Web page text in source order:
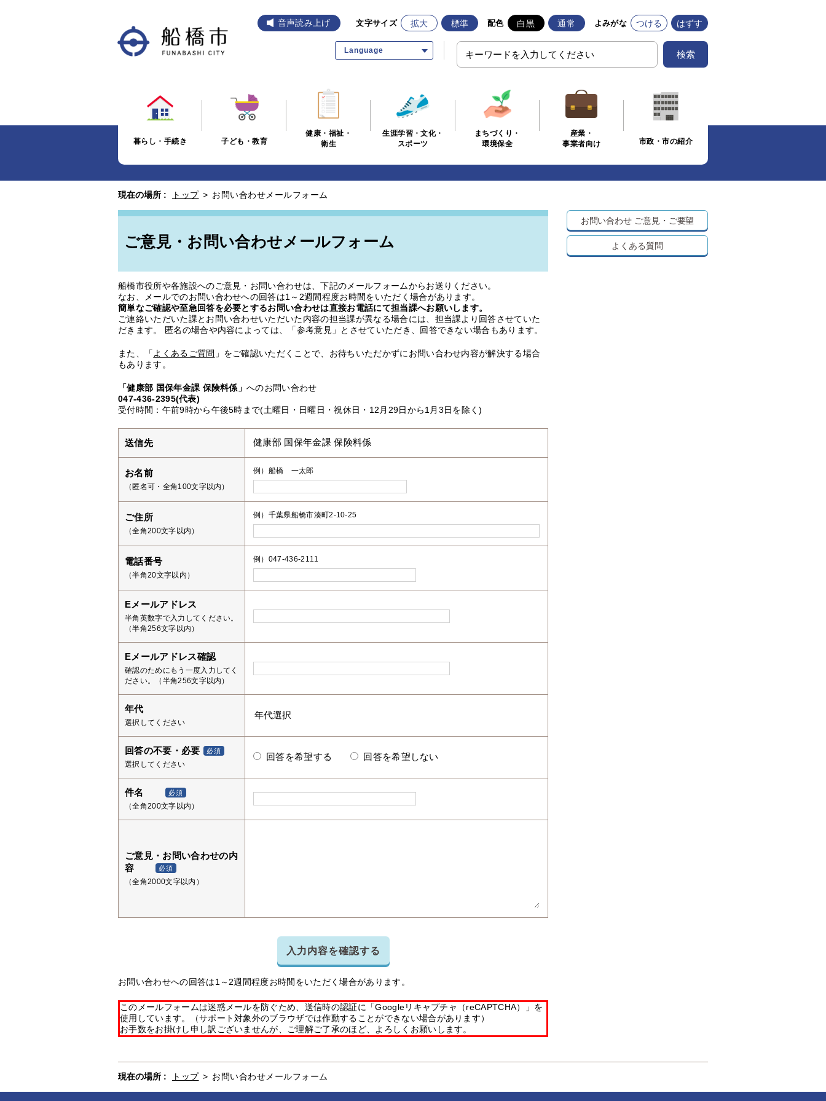
音声読み上げ 文字サイズ 拡大 標準 配色 白黒 通常 よみがな つける はずす
Language 検索
暮らし・手続き 子ども・教育
健康・福祉・
衛生
生涯学習・文化・
スポーツ
まちづくり・
環境保全
産業・
事業者向け
市政・市の紹介
現在の場所 : トップ > お問い合わせメールフォーム
ご意見・お問い合わせメールフォーム
船橋市役所や各施設へのご意見・お問い合わせは、下記のメールフォームからお送りください。
なお、メールでのお問い合わせへの回答は1～2週間程度お時間をいただく場合があります。
簡単なご確認や至急回答を必要とするお問い合わせは直接お電話にて担当課へお願いします。
ご連絡いただいた課とお問い合わせいただいた内容の担当課が異なる場合には、担当課より回答させていた
だきます。 匿名の場合や内容によっては、「参考意見」とさせていただき、回答できない場合もあります。
また、「 よくあるご質問 」をご確認いただくことで、お待ちいただかずにお問い合わせ内容が解決する場合
もあります。
「健康部 国保年金課 保険料係」へのお問い合わせ
047-436-2395(代表)
受付時間：午前9時から午後5時まで(土曜日・日曜日・祝休日・12月29日から1月3日を除く)
送信先 健康部 国保年金課 保険料係
お名前
（匿名可・全角100文字以内）
例）船橋 一太郎
ご住所
（全角200文字以内）
例）千葉県船橋市湊町2-10-25
電話番号
（半角20文字以内）
例）047-436-2111
Eメールアドレス
半角英数字で入力してください。
（半角256文字以内）
Eメールアドレス確認
確認のためにもう一度入力してく
ださい。（半角256文字以内）
年代
選択してください
回答の不要・必要 必須
選択してください
回答を希望する 回答を希望しない
件名 必須
（全角200文字以内）
ご意見・お問い合わせの内
容
必須
（全角2000文字以内）
入力内容を確認する
お問い合わせへの回答は1～2週間程度お時間をいただく場合があります。
このメールフォームは迷惑メールを防ぐため、送信時の認証に「Googleリキャプチャ（reCAPTCHA）」を
使用しています。（サポート対象外のブラウザでは作動することができない場合があります）
お手数をお掛けし申し訳ございませんが、ご理解ご了承のほど、よろしくお願いします。
お問い合わせ ご意見・ご要望
よくある質問
現在の場所 : トップ > お問い合わせメールフォーム